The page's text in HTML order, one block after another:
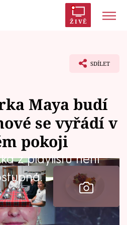
ŽIVĚ
SDÍLET
Maya budí
se vyřádí v
pokoji
z playlistu není